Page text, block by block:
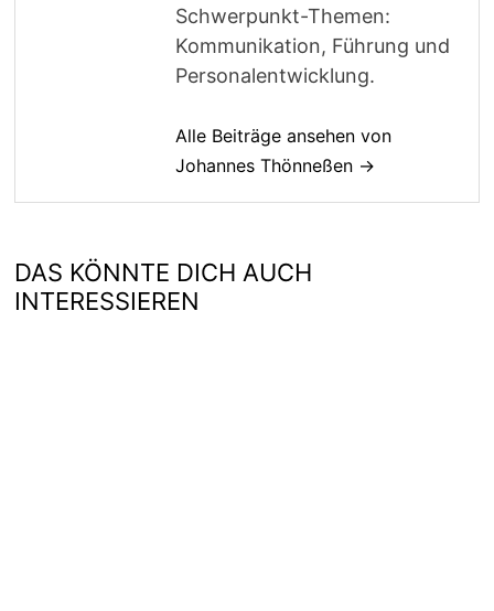
Schwerpunkt-Themen:
Kommunikation, Führung und
Personalentwicklung.
Alle Beiträge ansehen von
Johannes Thönneßen →
DAS KÖNNTE DICH AUCH
INTERESSIEREN